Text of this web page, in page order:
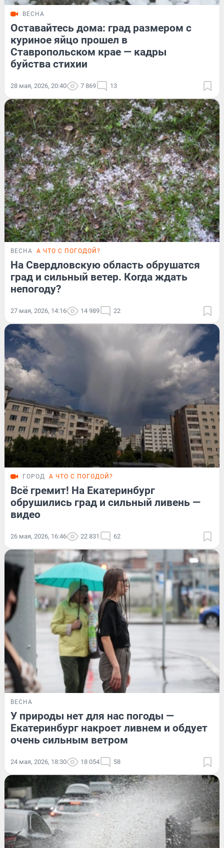
ВЕСНА
Оставайтесь дома: град размером с
куриное яйцо прошел в
Ставропольском крае — кадры
буйства стихии
28 мая, 2026, 20:40 7 869 13
ВЕСНА А ЧТО С ПОГОДОЙ?
На Свердловскую область обрушатся
град и сильный ветер. Когда ждать
непогоду?
27 мая, 2026, 14:16 14 989 22
ГОРОД А ЧТО С ПОГОДОЙ?
Всё гремит! На Екатеринбург
обрушились град и сильный ливень —
видео
26 мая, 2026, 16:46 22 831 62
ВЕСНА
У природы нет для нас погоды —
Екатеринбург накроет ливнем и обдует
очень сильным ветром
24 мая, 2026, 18:30 18 054 58